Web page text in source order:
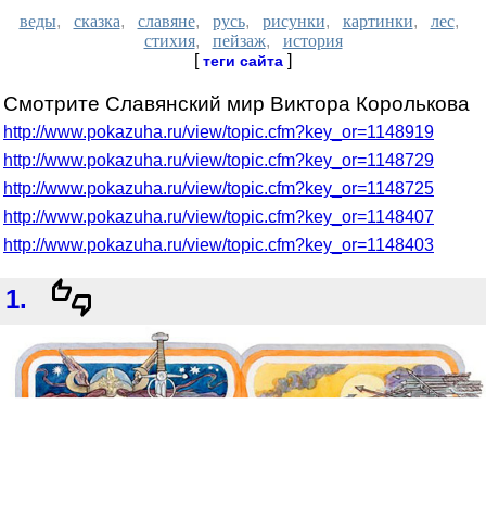
веды, сказка, славяне, русь, рисунки, картинки, лес,
стихия, пейзаж, история
[теги сайта ]
Смотрите Славянский мир Виктора Королькова
http://www.pokazuha.ru/view/topic.cfm?key_or=1148919
http://www.pokazuha.ru/view/topic.cfm?key_or=1148729
http://www.pokazuha.ru/view/topic.cfm?key_or=1148725
http://www.pokazuha.ru/view/topic.cfm?key_or=1148407
http://www.pokazuha.ru/view/topic.cfm?key_or=1148403
1.